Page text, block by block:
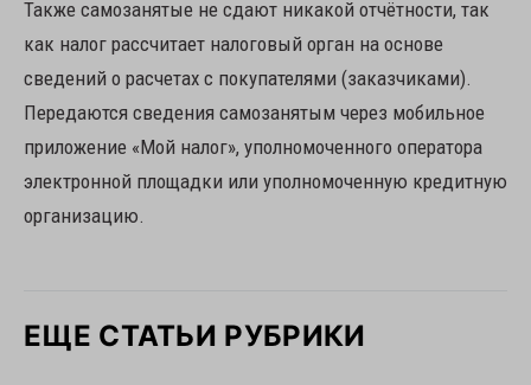
Также самозанятые не сдают никакой отчётности, так
как налог рассчитает налоговый орган на основе
сведений о расчетах с покупателями (заказчиками).
Передаются сведения самозанятым через мобильное
приложение «Мой налог», уполномоченного оператора
электронной площадки или уполномоченную кредитную
организацию.
ЕЩЕ СТАТЬИ РУБРИКИ